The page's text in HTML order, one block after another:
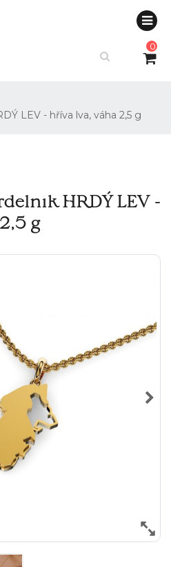
0
LEV - hříva lva, váha 2,5 g
HRDÝ LEV -
g